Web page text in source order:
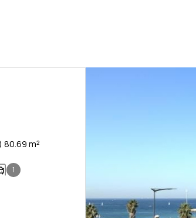
Appartement 3 pièce(s) 2 chambre(s) 80.69 m²
1